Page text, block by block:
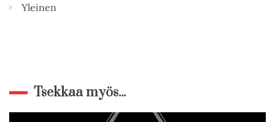
Yleinen
Tsekkaa myös...